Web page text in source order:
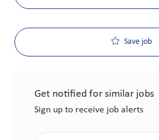
Save job
Get notified for similar jobs
Sign up to receive job alerts